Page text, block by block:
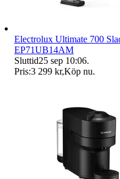
Electrolux Ultimate 700
EP71UB14AM
Sluttid25 sep 10:06.
Pris:3 299 kr,Köp nu.